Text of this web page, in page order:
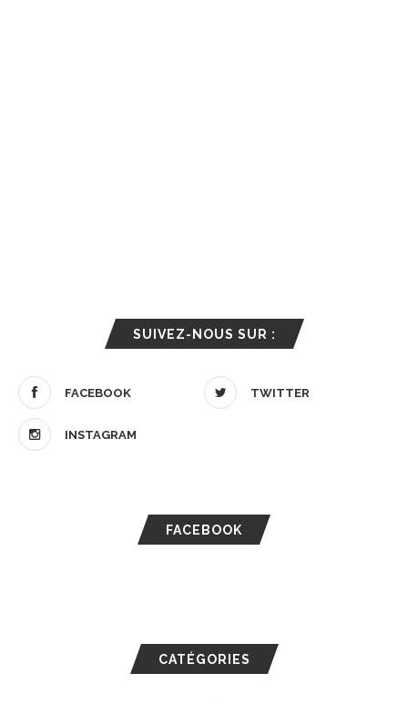
SUIVEZ-NOUS SUR :
FACEBOOK TWITTER
INSTAGRAM
FACEBOOK
CATÉGORIES